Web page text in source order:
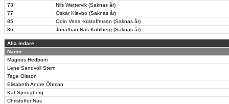
73
Nils Wettervik (Saknas år)
77
Oskar Klevbo (Saknas år)
85
Odin Veas -kristoffersen (Saknas år)
86
Jonathan Näs Köhlberg (Saknas år)
Alla ledare
Namn
Magnus Hedbom
Lene Sandvoll Stern
Tage Olsson
Elisabeth Andre Öhman
Kat Spongberg
Christoffer Näs